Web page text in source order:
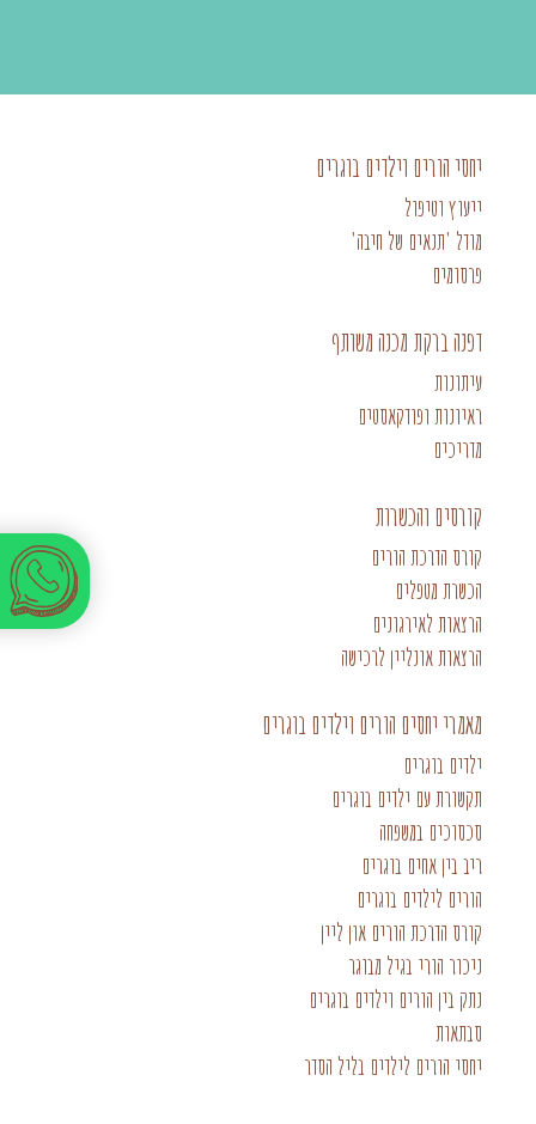
יחסי הורים וילדים בוגרים
ייעוץ וטיפול
מודל 'תנאים של חיבה'
פרסומים
דפנה ברקת מכנה משותף
עיתונות
ראיונות ופודקאסטים
מדריכים
קורסים והכשרות
קורס הדרכת הורים
הכשרת מטפלים
הרצאות לאירגונים
הרצאות אונליין לרכישה
מאמרי יחסים הורים וילדים בוגרים
ילדים בוגרים
תקשורת עם ילדים בוגרים
סכסוכים במשפחה
ריב בין אחים בוגרים
הורים לילדים בוגרים
קורס הדרכת הורים און ליין
ניכור הורי בגיל מבוגר
נתק בין הורים וילדים בוגרים
סבתאות
יחסי הורים לילדים בליל הסדר